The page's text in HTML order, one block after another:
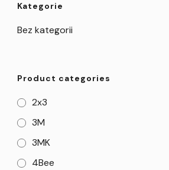
Kategorie
Bez kategorii
Product categories
2x3
3M
3MK
4Bee